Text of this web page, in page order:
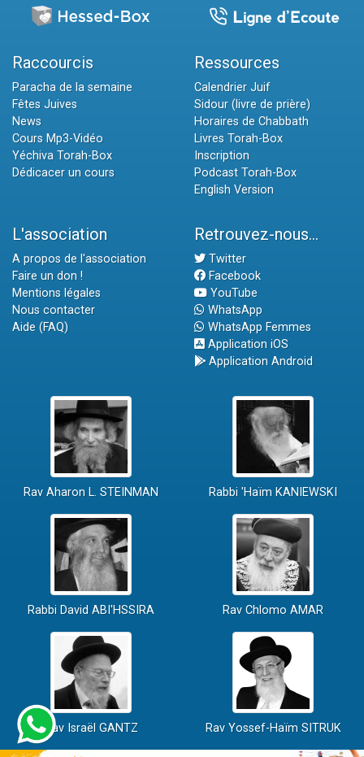
Raccourcis
Paracha de la semaine
Fêtes Juives
News
Cours Mp3-Vidéo
Yéchiva Torah-Box
Dédicacer un cours
Ressources
Calendrier Juif
Sidour (livre de prière)
Horaires de Chabbath
Livres Torah-Box
Inscription
Podcast Torah-Box
English Version
L'association
A propos de l'association
Faire un don !
Mentions légales
Nous contacter
Aide (FAQ)
Retrouvez-nous...
Twitter
Facebook
YouTube
WhatsApp
WhatsApp Femmes
Application iOS
Application Android
Rav Aharon L. STEINMAN Rabbi 'Haïm KANIEWSKI
Rabbi David ABI'HSSIRA Rav Chlomo AMAR
Rav Israël GANTZ Rav Yossef-Haïm SITRUK